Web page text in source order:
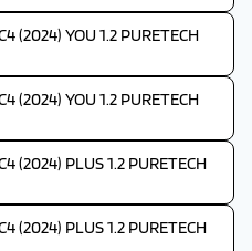
(2024) YOU 1.2 PURETECH
(2024) YOU 1.2 PURETECH
(2024) PLUS 1.2 PURETECH
(2024) PLUS 1.2 PURETECH